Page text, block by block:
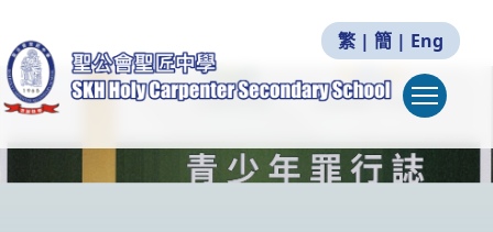
繁 | 簡 | Eng